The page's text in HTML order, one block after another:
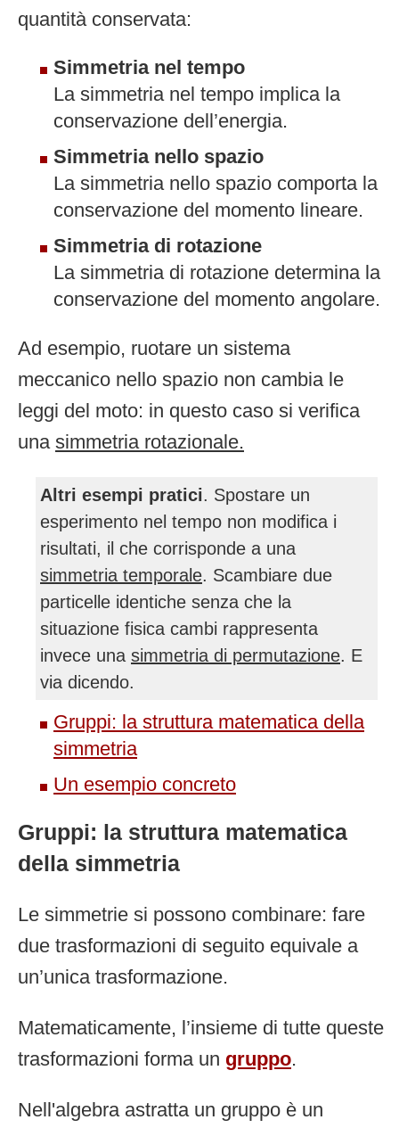
quantità conservata:
Simmetria nel tempo
La simmetria nel tempo implica la
conservazione dell’energia.
Simmetria nello spazio
La simmetria nello spazio comporta la
conservazione del momento lineare.
Simmetria di rotazione
La simmetria di rotazione determina la
conservazione del momento angolare.
Ad esempio, ruotare un sistema
meccanico nello spazio non cambia le
leggi del moto: in questo caso si verifica
una simmetria rotazionale.
Altri esempi pratici. Spostare un
esperimento nel tempo non modifica i
risultati, il che corrisponde a una
simmetria temporale. Scambiare due
particelle identiche senza che la
situazione fisica cambi rappresenta
invece una simmetria di permutazione. E
via dicendo.
Gruppi: la struttura matematica della
simmetria
Un esempio concreto
Gruppi: la struttura matematica
della simmetria
Le simmetrie si possono combinare: fare
due trasformazioni di seguito equivale a
un’unica trasformazione.
Matematicamente, l’insieme di tutte queste
trasformazioni forma un gruppo.
Nell'algebra astratta un gruppo è un